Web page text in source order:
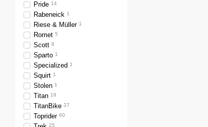
Pride 14
Rabeneick 1
Riese & Müller 1
Romet 5
Scott 8
Sparto 1
Specialized 1
Squirt 1
Stolen 1
Titan 18
TitanBike 27
Toprider 60
25